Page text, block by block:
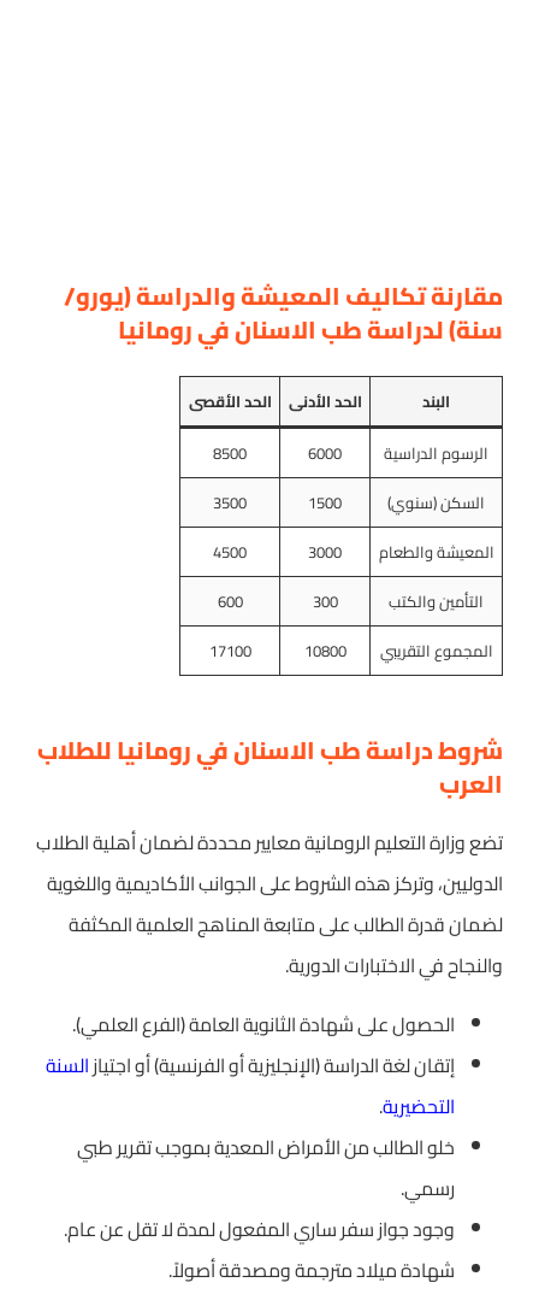
مقارنة تكاليف المعيشة والدراسة (يورو/
سنة) لدراسة طب الاسنان في رومانيا
البند الحد الأدنى
الحد الأقصى
الرسوم الدراسية
6000
8500
السكن (سنوي)
1500
3500
المعيشة والطعام
3000
4500
التأمين والكتب
300
600
المجموع التقريبي
10800
17100
شروط دراسة طب الاسنان في رومانيا للطلاب
العرب
تضع وزارة التعليم الرومانية معايير محددة لضمان أهلية الطلاب
الدوليين، وتركز هذه الشروط على الجوانب الأكاديمية واللغوية
لضمان قدرة الطالب على متابعة المناهج العلمية المكثفة
والنجاح في الاختبارات الدورية.
الحصول على شهادة الثانوية العامة (الفرع العلمي).
إتقان لغة الدراسة (الإنجليزية أو الفرنسية) أو اجتيازالسنة
التحضيرية.
خلو الطالب من الأمراض المعدية بموجب تقرير طبي
رسمي.
وجود جواز سفر ساري المفعول لمدة لا تقل عن عام.
شهادة ميلاد مترجمة ومصدقة أصولاً.